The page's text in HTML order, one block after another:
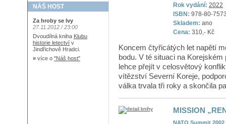
NÁŠ HOST
Za hroby se lvy
27.11.2012 / 23:00
Dvoudílná kniha Klubu
historie letectví v
Jindřichově Hradci.
» více o "Náš host"
Rok vydání: 2022
ISBN: 978-80-
Skladem: ano
Cena: 310,- Kč
Koncem čtyřicátých let napětí
bodu. V té situaci na
lehce přejít v celosvětový
vítězství Severní Koreje,
válka trvala tři roky a skončila
MISSION
NATO Summit 2002